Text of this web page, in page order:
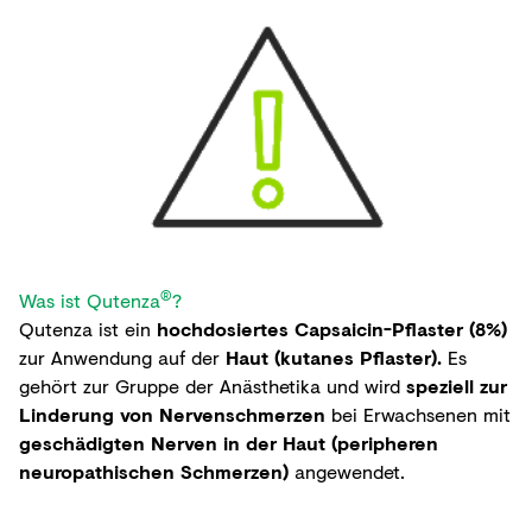
Was ist Qutenza®?
Qutenza ist ein hochdosiertes Capsaicin-Pflaster (8%)
zur Anwendung auf der Haut (kutanes Pflaster). Es
gehört zur Gruppe der Anästhetika und wird speziell zur
Linderung von Nervenschmerzen bei Erwachsenen mit
geschädigten Nerven in der Haut (peripheren
neuropathischen Schmerzen) angewendet.